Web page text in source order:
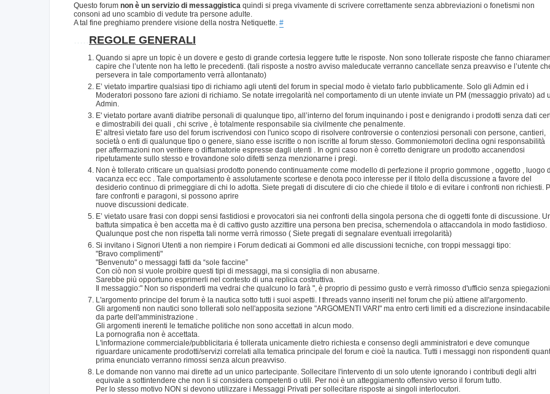
Questo forum non è un servizio di messaggistica quindi si prega vivamente di scrivere correttamente senza abbreviazioni o fonetismi non
consoni ad uno scambio di vedute tra persone adulte.
A tal fine preghiamo prendere visione della nostra Netiquette. #
REGOLE GENERALI
Quando si apre un topic è un dovere e gesto di grande cortesia leggere tutte le risposte. Non sono tollerate risposte che fanno
capire che l’utente non ha letto le precedenti. (tali risposte a nostro avviso maleducate verranno cancellate senza preavviso e l’utente
persevera in tale comportamento verrà allontanato)
E’ vietato impartire qualsiasi tipo di richiamo agli utenti del forum in special modo è vietato farlo pubblicamente. Solo gli Admin ed i
Moderatori possono fare azioni di richiamo. Se notate irregolarità nel comportamento di un utente inviate un PM (messaggio privato) ad
Admin.
E' vietato portare avanti diatribe personali di qualunque tipo, all’interno del forum inquinando i post e denigrando i prodotti senza dati
e dimostrabili dei quali , chi scrive , è totalmente responsabile sia civilmente che penalmente.
E' altresì vietato fare uso del forum iscrivendosi con l'unico scopo di risolvere controversie o contenziosi personali con persone, cantieri,
società o enti di qualunque tipo o genere, siano esse iscritte o non iscritte al forum stesso. Gommoniemotori declina ogni responsabilità
per affermazioni non veritiere o diffamatorie espresse dagli utenti . In ogni caso non è corretto denigrare un prodotto accanendosi
ripetutamente sullo stesso e trovandone solo difetti senza menzionarne i pregi.
Non è tollerato criticare un qualsiasi prodotto ponendo continuamente come modello di perfezione il proprio gommone , oggetto , luogo
vacanza ecc ecc . Tale comportamento è assolutamente scortese e denota poco interesse per il titolo della discussione a favore del
desiderio continuo di primeggiare di chi lo adotta. Siete pregati di discutere di cio che chiede il titolo e di evitare i confronti non richiesti.
fare confronti e paragoni, si possono aprire
nuove discussioni dedicate.
E’ vietato usare frasi con doppi sensi fastidiosi e provocatori sia nei confronti della singola persona che di oggetti fonte di discussione.
battuta simpatica è ben accetta ma è di cattivo gusto azzittire una persona ben precisa, schernendola o attaccandola in modo fastidioso.
Qualunque post che non rispetta tali norme verrà rimosso ( Siete pregati di segnalare eventuali irregolarità)
Si invitano i Signori Utenti a non riempire i Forum dedicati ai Gommoni ed alle discussioni tecniche, con troppi messaggi tipo:
"Bravo complimenti"
"Benvenuto" o messaggi fatti da “sole faccine”
Con ciò non si vuole proibire questi tipi di messaggi, ma si consiglia di non abusarne.
Sarebbe più opportuno esprimerli nel contesto di una replica costruttiva.
Il messaggio:" Non so risponderti ma vedrai che qualcuno lo farà ", è proprio di pessimo gusto e verrà rimosso d'ufficio senza spiegazioni.
L'argomento principe del forum è la nautica sotto tutti i suoi aspetti. I threads vanno inseriti nel forum che più attiene all'argomento.
Gli argomenti non nautici sono tollerati solo nell'apposita sezione "ARGOMENTI VARI" ma entro certi limiti ed a discrezione insindacabile
da parte dell'amministrazione .
Gli argomenti inerenti le tematiche politiche non sono accettati in alcun modo.
La pornografia non è accettata.
L'informazione commerciale/pubblicitaria é tollerata unicamente dietro richiesta e consenso degli amministratori e deve comunque
riguardare unicamente prodotti/servizi correlati alla tematica principale del forum e cioè la nautica. Tutti i messaggi non rispondenti
prima enunciato verranno rimossi senza alcun preavviso.
Le domande non vanno mai dirette ad un unico partecipante. Sollecitare l'intervento di un solo utente ignorando i contributi degli altri
equivale a sottintendere che non li si considera competenti o utili. Per noi è un atteggiamento offensivo verso il forum tutto.
Per lo stesso motivo NON si devono utilizzare i Messaggi Privati per sollecitare risposte ai singoli interlocutori.